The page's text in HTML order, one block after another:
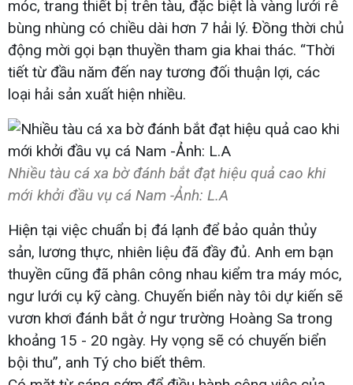
móc, trang thiết bị trên tàu, đặc biệt là vàng lưới rê
bùng nhùng có chiều dài hơn 7 hải lý. Đồng thời chủ
động mời gọi bạn thuyền tham gia khai thác. “Thời
tiết từ đầu năm đến nay tương đối thuận lợi, các
loại hải sản xuất hiện nhiều.
Nhiều tàu cá xa bờ đánh bắt đạt hiệu quả cao khi
mới khởi đầu vụ cá Nam -Ảnh: L.A
Hiện tại việc chuẩn bị đá lạnh để bảo quản thủy
sản, lương thực, nhiên liệu đã đầy đủ. Anh em bạn
thuyền cũng đã phân công nhau kiểm tra máy móc,
ngư lưới cụ kỹ càng. Chuyến biển này tôi dự kiến sẽ
vươn khơi đánh bắt ở ngư trường Hoàng Sa trong
khoảng 15 - 20 ngày. Hy vọng sẽ có chuyến biển
bội thu”, anh Tý cho biết thêm.